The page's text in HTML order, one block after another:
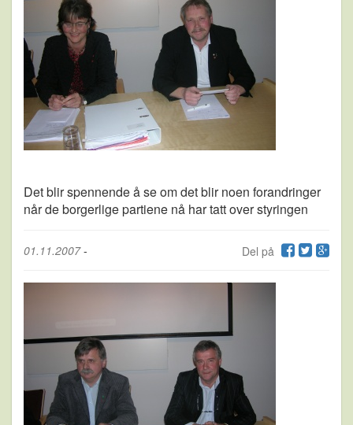
Det blir spennende å se om det blir noen forandringer
når de borgerlige partiene nå har tatt over styringen
Del på
01.11.2007-